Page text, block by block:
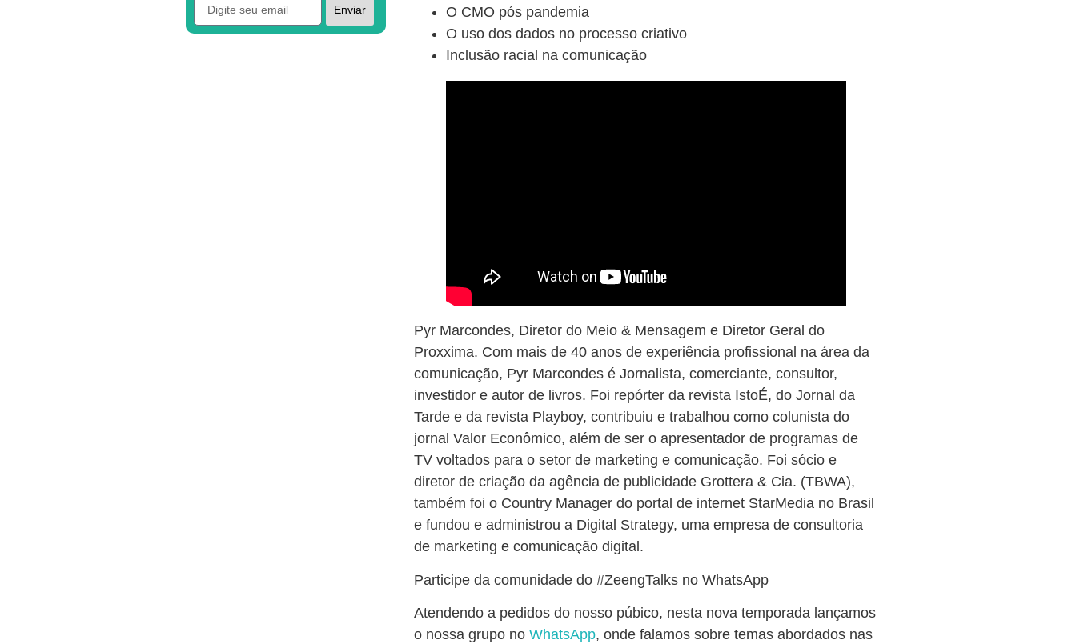
Enviar
Alternative:
O CMO pós pandemia
O uso dos dados no processo criativo
Inclusão racial na comunicação
Pyr Marcondes, Diretor do Meio & Mensagem e Diretor Geral do
Proxxima. Com mais de 40 anos de experiência profissional na área da
comunicação, Pyr Marcondes é Jornalista, comerciante, consultor,
investidor e autor de livros. Foi repórter da revista IstoÉ, do Jornal da
Tarde e da revista Playboy, contribuiu e trabalhou como colunista do
jornal Valor Econômico, além de ser o apresentador de programas de
TV voltados para o setor de marketing e comunicação. Foi sócio e
diretor de criação da agência de publicidade Grottera & Cia. (TBWA),
também foi o Country Manager do portal de internet StarMedia no Brasil
e fundou e administrou a Digital Strategy, uma empresa de consultoria
de marketing e comunicação digital.
Participe da comunidade do #ZeengTalks no WhatsApp
Atendendo a pedidos do nosso púbico, nesta nova temporada lançamos
o nossa grupo no WhatsApp, onde falamos sobre temas abordados nas